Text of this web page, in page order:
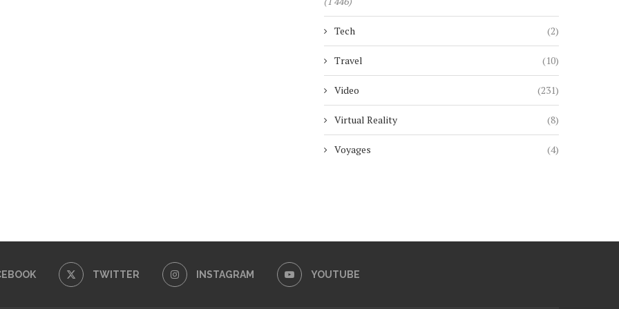
Tech (2)
Travel (10)
Video (231)
Virtual Reality (8)
Voyages (4)
TWITTER INSTAGRAM YOUTUBE